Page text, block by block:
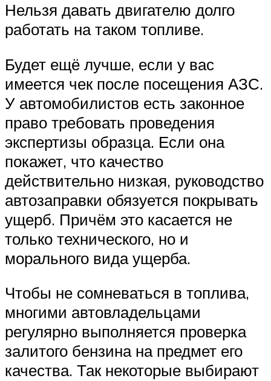
Нельзя давать двигателю долго
работать на таком топливе.
Будет ещё лучше, если у вас
имеется чек после посещения АЗС.
У автомобилистов есть законное
право требовать проведения
экспертизы образца. Если она
покажет, что качество
действительно низкая, руководство
автозаправки обязуется покрывать
ущерб. Причём это касается не
только технического, но и
морального вида ущерба.
Чтобы не сомневаться в топлива,
многими автовладельцами
регулярно выполняется проверка
залитого бензина на предмет его
качества. Так некоторые выбирают